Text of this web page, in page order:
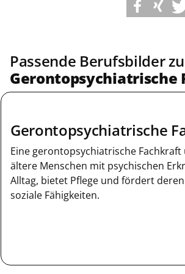
Passende Berufsbilder zu
Gerontopsychiatrische
Gerontopsychiatrische
Eine gerontopsychiatrische
ältere Menschen mit psychischen
Alltag, bietet Pflege und fördert
soziale Fähigkeiten.